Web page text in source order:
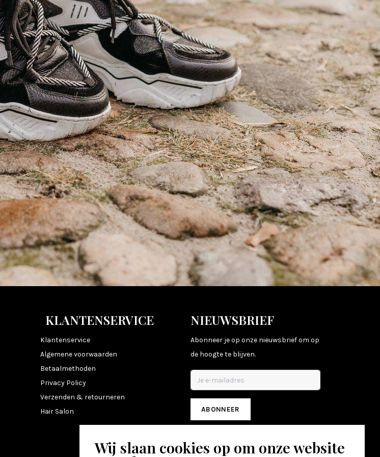
KLANTENSERVICE
Klantenservice
Algemene voorwaarden
Betaalmethoden
Privacy Policy
Verzenden & retourneren
Hair Salon
NIEUWSBRIEF
Abonneer je op onze nieuwsbrief om op
de hoogte te blijven.
ABONNEER
Wij slaan cookies op om onze website